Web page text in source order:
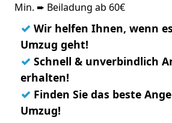
Min. ➨ Beiladung ab 60€
✓ Wir helfen Ihnen, wenn
Umzug geht!
✓ Schnell & unverbindlich
erhalten!
✓ Finden Sie das beste
Umzug!